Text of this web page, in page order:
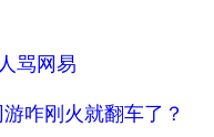
骂网易
咋刚火就翻车了？